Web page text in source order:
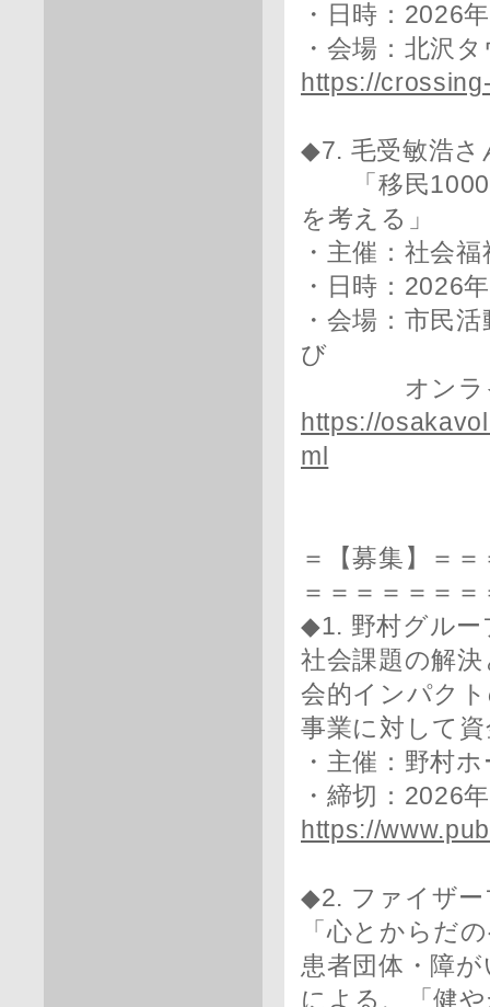
・日時：2026
・会場：北沢
https://
◆7. 毛受敏浩さ
「移民1000
を考える」
・主催：社会
・日時：2026
・会場：市民
び
オンライン
https://
ml
＝【募集】＝
＝＝＝＝＝＝＝
◆1. 野村グルー
社会課題の解
会的インパク
事業に対して
・主催：野村
・締切：2026
https://
◆2. ファイザ
「心とからだ
患者団体・障
による、「健